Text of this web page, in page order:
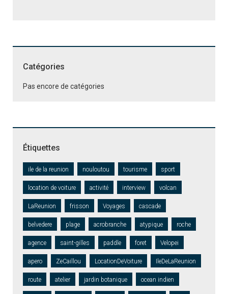
Catégories
Pas encore de catégories
Étiquettes
ile de la reunion nouloutou tourisme sport
location de voiture activité interview volcan
LaReunion frisson Voyages cascade
belvedere plage acrobranche atypique roche
agence saint-gilles paddle foret Velopei
apero ZeCaillou LocationDeVoiture IleDeLaReunion
route atelier jardin botanique ocean indien